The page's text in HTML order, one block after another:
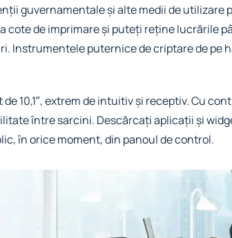
guvernamentale și alte medii de
de imprimare și puteți reține lucrările
Instrumentele puternice de criptare de pe
10,1″, extrem de intuitiv și receptiv. Cu
între sarcini. Descărcați aplicații și
în orice moment, din panoul de control.